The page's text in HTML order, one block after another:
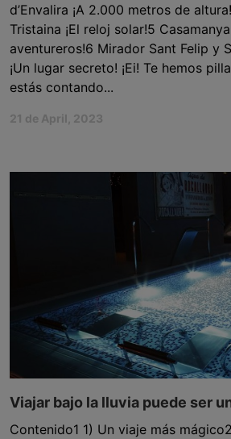
d’Envalira ¡A 2.000 metros de
Tristaina ¡El reloj solar!5
aventureros!6 Mirador Sant Felip y
¡Un lugar secreto! ¡Ei! Te hemos
estás contando...
21 de April, 2023
Viajar bajo la lluvia puede ser
Contenido1 1) Un viaje más